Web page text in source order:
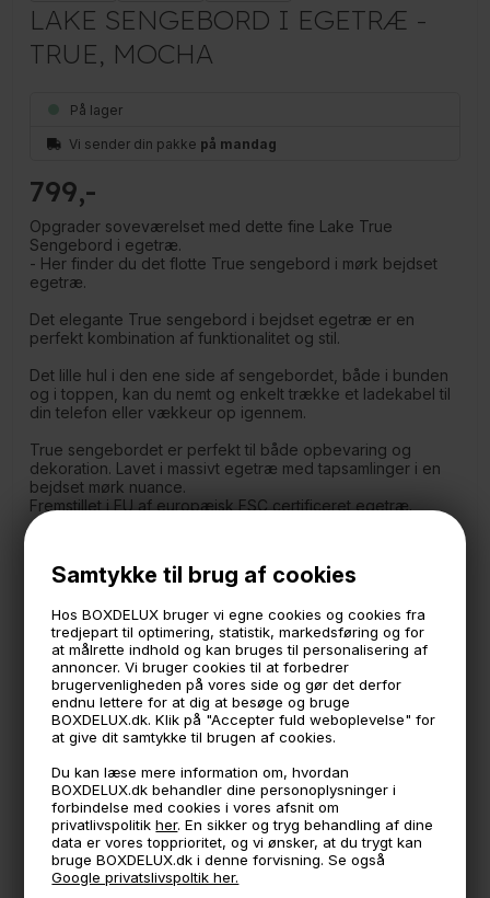
Samtykke til brug af cookies
Hos BOXDELUX bruger vi egne cookies og cookies fra
tredjepart til optimering, statistik, markedsføring og for
at målrette indhold og kan bruges til personalisering af
annoncer. Vi bruger cookies til at forbedrer
brugervenligheden på vores side og gør det derfor
endnu lettere for at dig at besøge og bruge
BOXDELUX.dk. Klik på "Accepter fuld weboplevelse" for
at give dit samtykke til brugen af cookies.
Du kan læse mere information om, hvordan
BOXDELUX.dk behandler dine personoplysninger i
forbindelse med cookies i vores afsnit om
privatlivspolitikher. En sikker og tryg behandling af dine
data er vores topprioritet, og vi ønsker, at du trygt kan
bruge BOXDELUX.dk i denne forvisning. Se også
Google privatslivspoltik her.
LAKE SENGEBORD I EGETRÆ -
TRUE, MOCHA
På lager
Vi sender din pakke på mandag
799
Opgrader soveværelset med dette fine Lake True
Sengebord i egetræ.
- Her finder du det flotte True sengebord i mørk bejdset
egetræ.
Det elegante True sengebord i bejdset egetræ er en
perfekt kombination af funktionalitet og stil.
Det lille hul i den ene side af sengebordet, både i bunden
og i toppen, kan du nemt og enkelt trække et ladekabel til
din telefon eller vækkeur op igennem.
True sengebordet er perfekt til både opbevaring og
dekoration. Lavet i massivt egetræ med tapsamlinger i en
bejdset mørk nuance.
Fremstillet i EU af europæisk FSC certificeret egetræ.
22 cm høj
Bæreevne: 3 kg.
- Massiv egetræ
- Mørk bejdset
- Lang holdbarhed
- Unikt håndværk
- Håndlavet i EU af FSC godkendt egetræ
Husk at Lake serien i egetræ er et naturprodukt og
håndlavet. De er i en rå og rustik stil. Farveforskel i træet,
ujævnheder, knaster og åreaftegning er naturligt
forekommende
🕚 Bestil inden 11 & vi sender samme dag på hverdage